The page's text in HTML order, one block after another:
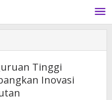
Tinggi
Inovasi